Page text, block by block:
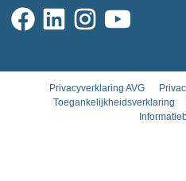
Privacyverklaring AVG
Toegankelijkheidsverklaring